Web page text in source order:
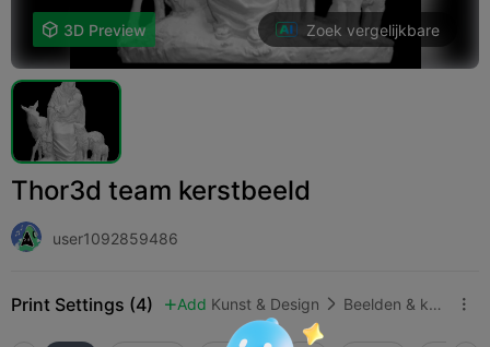
 3D Preview Zoek vergelijkbare
Thor3d team kerstbeeld
user1092859486
Print Settings (4)  Add Kunst & Design  Beelden & kunstwerken 